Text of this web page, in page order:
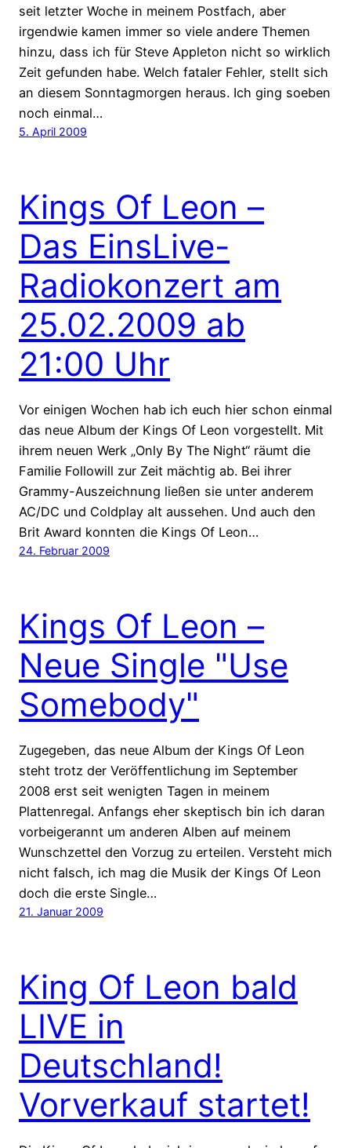
seit letzter Woche in meinem Postfach, aber
irgendwie kamen immer so viele andere Themen
hinzu, dass ich für Steve Appleton nicht so wirklich
Zeit gefunden habe. Welch fataler Fehler, stellt sich
an diesem Sonntagmorgen heraus. Ich ging soeben
noch einmal…
5. April 2009
Kings Of Leon –
Das EinsLive-
Radiokonzert am
25.02.2009 ab
21:00 Uhr
Vor einigen Wochen hab ich euch hier schon einmal
das neue Album der Kings Of Leon vorgestellt. Mit
ihrem neuen Werk „Only By The Night“ räumt die
Familie Followill zur Zeit mächtig ab. Bei ihrer
Grammy-Auszeichnung ließen sie unter anderem
AC/DC und Coldplay alt aussehen. Und auch den
Brit Award konnten die Kings Of Leon…
24. Februar 2009
Kings Of Leon –
Neue Single "Use
Somebody"
Zugegeben, das neue Album der Kings Of Leon
steht trotz der Veröffentlichung im September
2008 erst seit wenigten Tagen in meinem
Plattenregal. Anfangs eher skeptisch bin ich daran
vorbeigerannt um anderen Alben auf meinem
Wunschzettel den Vorzug zu erteilen. Versteht mich
nicht falsch, ich mag die Musik der Kings Of Leon
doch die erste Single…
21. Januar 2009
King Of Leon bald
LIVE in
Deutschland!
Vorverkauf startet!